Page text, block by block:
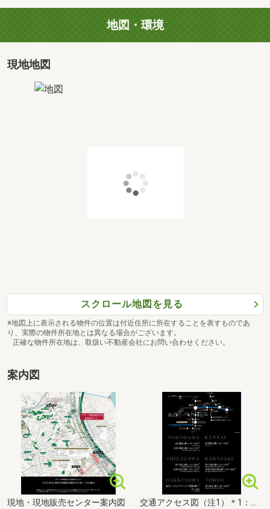
地図・環境
現地地図
スクロール地図を見る
※地図上に表示される物件の位置は付近住所に所在することを表すものであ
り、実際の物件所在地とは異なる場合がございます。
正確な物件所在地は、取扱い不動産会社にお問い合わせください。
案内図
現地・現地販売センター案内図 交通アクセス図（注1）＊1：徒歩8分のJR京浜東北線・根岸線「新杉田」駅からの所要時間です。＊2：徒歩12分の京急本線「屏風浦」駅からの所要時間です。＊3：徒歩8分の金沢シーサイドライン「新杉田」駅からの所要時間です。